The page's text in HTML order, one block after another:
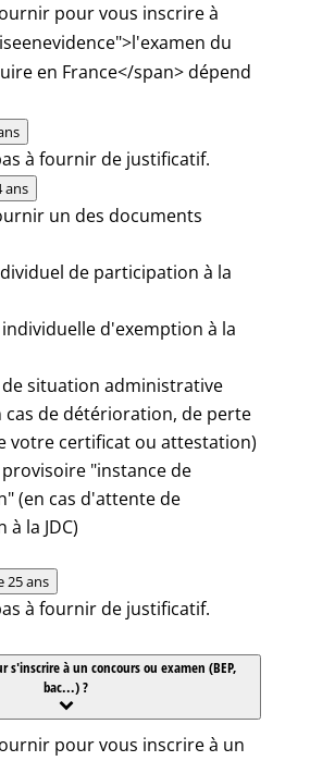
pour vous inscrire à
du
en France</span> dépend
à fournir de justificatif.
ans
un des documents
de participation à la
d'exemption à la
situation administrative
cas de détérioration, de perte
votre certificat ou attestation)
"instance de
(en cas d'attente de
la JDC)
25 ans
à fournir de justificatif.
s'inscrire à un concours ou examen (BEP,
bac...) ?
pour vous inscrire à un